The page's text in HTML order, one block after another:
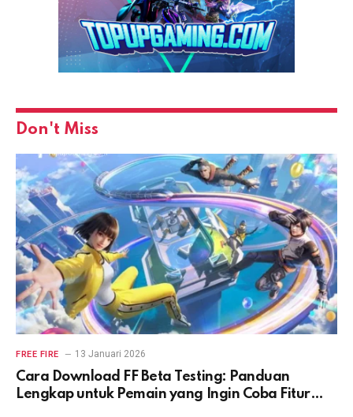
Don't Miss
FREE FIRE 13 Januari 2026
Cara Download FF Beta Testing: Panduan
Lengkap untuk Pemain yang Ingin Coba Fitur